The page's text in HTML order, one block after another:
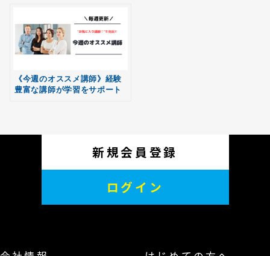
《今週のオススメ講師》経験
豊富な講師が学習をサポート
新規会員登録
ログイン